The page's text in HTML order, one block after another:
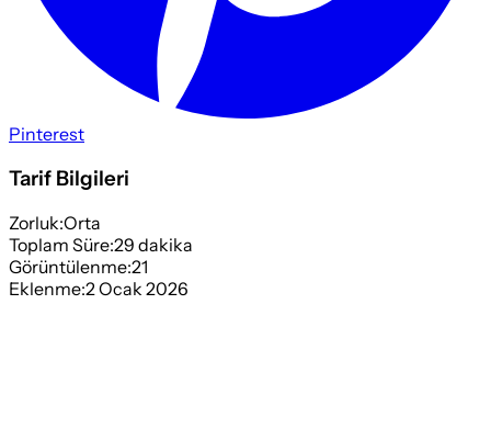
Pinterest
Tarif Bilgileri
Zorluk:Orta
Toplam Süre:29 dakika
Görüntülenme:21
Eklenme:2 Ocak 2026